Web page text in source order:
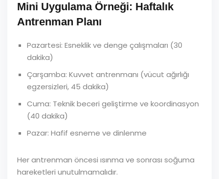
Mini Uygulama Örneği: Haftalık
Antrenman Planı
Pazartesi: Esneklik ve denge çalışmaları (30
dakika)
Çarşamba: Kuvvet antrenmanı (vücut ağırlığı
egzersizleri, 45 dakika)
Cuma: Teknik beceri geliştirme ve koordinasyon
(40 dakika)
Pazar: Hafif esneme ve dinlenme
Her antrenman öncesi ısınma ve sonrası soğuma
hareketleri unutulmamalıdır.